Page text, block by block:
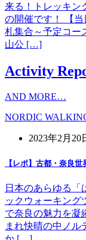
来る！トレッキン
の開催です！ 【
札集合～予定コ
山公 […]
Activity
AND MORE…
NORDIC
2023年2月20
【レポ】古都・奈良
日本のあらゆる「
ックウォーキング
で奈良の魅力を凝
まれ快晴の中ノル